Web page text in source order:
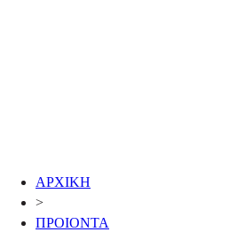
ΑΡΧΙΚΗ
>
ΠΡΟΙΟΝΤΑ